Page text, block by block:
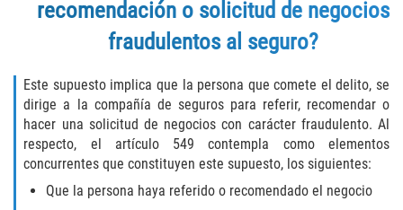
Fabricación de Drogas
Proposición 36
Posesión de Marihuana para la Venta
Posesión De Parafernalia De Drogas
recomendación o solicitud de negocios
fraudulentos al seguro?
Este supuesto implica que la persona que comete el delito, se
dirige a la compañía de seguros para referir, recomendar o
hacer una solicitud de negocios con carácter fraudulento. Al
respecto, el artículo 549 contempla como elementos
concurrentes que constituyen este supuesto, los siguientes:
Que la persona haya referido o recomendado el negocio